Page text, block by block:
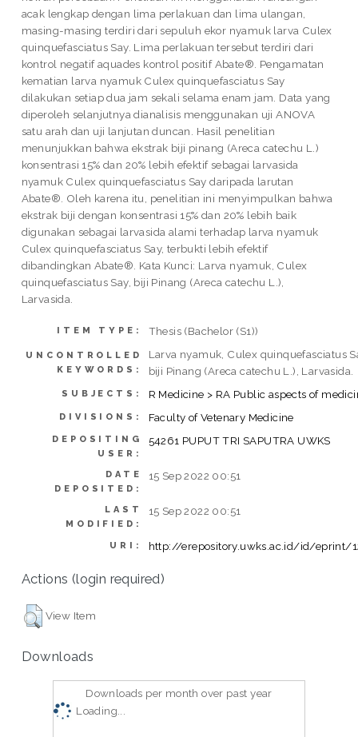
acak lengkap dengan lima perlakuan dan lima ulangan,
masing-masing terdiri dari sepuluh ekor nyamuk larva Culex
quinquefasciatus Say. Lima perlakuan tersebut terdiri dari
kontrol negatif aquades kontrol positif Abate®. Pengamatan
kematian larva nyamuk Culex quinquefasciatus Say
dilakukan setiap dua jam sekali selama enam jam. Data yang
diperoleh selanjutnya dianalisis menggunakan uji ANOVA
satu arah dan uji lanjutan duncan. Hasil penelitian
menunjukkan bahwa ekstrak biji pinang (Areca catechu L.)
konsentrasi 15% dan 20% lebih efektif sebagai larvasida
nyamuk Culex quinquefasciatus Say daripada larutan
Abate®. Oleh karena itu, penelitian ini menyimpulkan bahwa
ekstrak biji dengan konsentrasi 15% dan 20% lebih baik
digunakan sebagai larvasida alami terhadap larva nyamuk
Culex quinquefasciatus Say, terbukti lebih efektif
dibandingkan Abate®. Kata Kunci: Larva nyamuk, Culex
quinquefasciatus Say, biji Pinang (Areca catechu L.),
Larvasida.
ITEM TYPE: Thesis (Bachelor (S1))
UNCONTROLLED
KEYWORDS:
Larva nyamuk, Culex quinquefasciatus
biji Pinang (Areca catechu L.), Larvasida.
SUBJECTS: R Medicine > RA Public aspects of
DIVISIONS: Faculty of Vetenary Medicine
DEPOSITING
USER:
54261 PUPUT TRI SAPUTRA UWKS
DATE
DEPOSITED:
15 Sep 2022 00:51
LAST
MODIFIED:
15 Sep 2022 00:51
URI: http://erepository.uwks.ac.id/id/eprint/
Actions (login required)
View Item
Downloads
Downloads per month over past year
Loading...